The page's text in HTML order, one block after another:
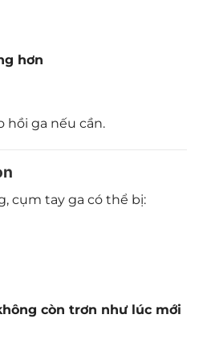
hơn
hồi ga nếu cần.
cụm tay ga có thể bị:
còn trơn như lúc mới